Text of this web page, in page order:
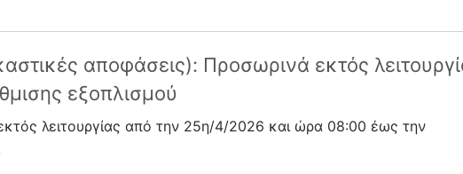
αποφάσεις): Προσωρινά εκτός
εξοπλισμού
λειτουργίας από την 25η/4/2026 και ώρα 08:00 έως την